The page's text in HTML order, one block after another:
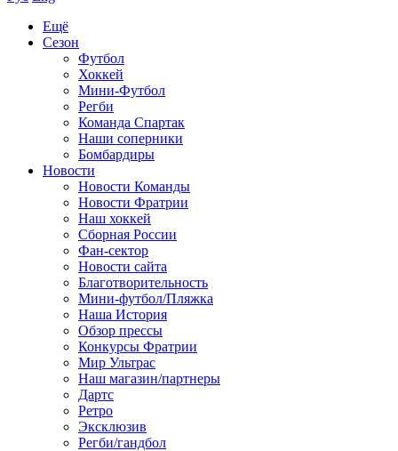
Ещё
Сезон
Футбол
Хоккей
Мини-Футбол
Регби
Команда Спартак
Наши соперники
Бомбардиры
Новости
Новости Команды
Новости Фратрии
Наш хоккей
Сборная России
Фан-cектор
Новости сайта
Благотворительность
Мини-футбол/Пляжка
Наша История
Обзор прессы
Конкурсы Фратрии
Мир Ультрас
Наш магазин/партнеры
Дартс
Ретро
Эксклюзив
Регби/гандбол